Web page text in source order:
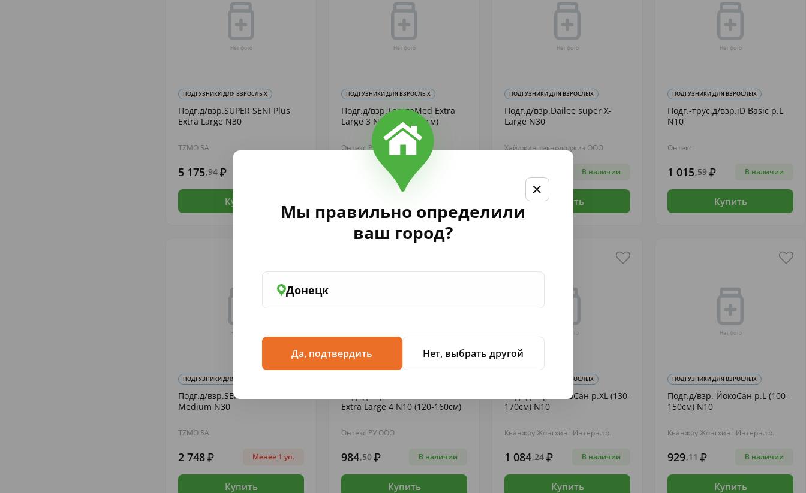
Мы правильно определили
ваш город?
Донецк
Да, подтвердить Нет, выбрать другой
ПОДГУЗНИКИ ДЛЯ ВЗРОСЛЫХ
Подг.д/взр.SUPER SENI Plus
Extra Large N30
TZMO SA
5 175,94
Купить
ПОДГУЗНИКИ ДЛЯ ВЗРОСЛЫХ
Подг.д/взр.TerezaMed Extra
Large 3 N28 (100-150см)
Онтекс РУ ООО
В наличии
ПОДГУЗНИКИ ДЛЯ ВЗРОСЛЫХ
Подг.д/взр.Dailee super Х-
Large N30
Хайджин текнолоджиз ООО
В наличии
Купить
ПОДГУЗНИКИ ДЛЯ ВЗРОСЛЫХ
Подг.-трус.д/взр.iD Basic р.L
N10
Онтекс
1 015,59 В наличии
Купить
ПОДГУЗНИКИ ДЛЯ ВЗРОСЛЫХ
Подг.д/взр.SENI Classic Air
Medium N30
TZMO SA
2 748 Менее 1 уп.
Купить
Extra Large 4 N10 (120-160см)
Онтекс РУ ООО
984,50 В наличии
Купить
ПОДГУЗНИКИ ДЛЯ ВЗРОСЛЫХ
Подг.д/взр. ЙокоСан р.XL (130-
170см) N10
Кванжоу Жонгхинг Интерн.тр.
1 084,24 В наличии
Купить
ПОДГУЗНИКИ ДЛЯ ВЗРОСЛЫХ
Подг.д/взр. ЙокоСан р.L (100-
150см) N10
Кванжоу Жонгхинг Интерн.тр.
929,11 В наличии
Купить